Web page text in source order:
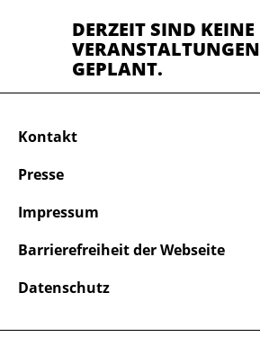
DERZEIT SIND KEINE
VERANSTALTUNGEN
GEPLANT.
Kontakt
Presse
Impressum
Barrierefreiheit der Webseite
Datenschutz